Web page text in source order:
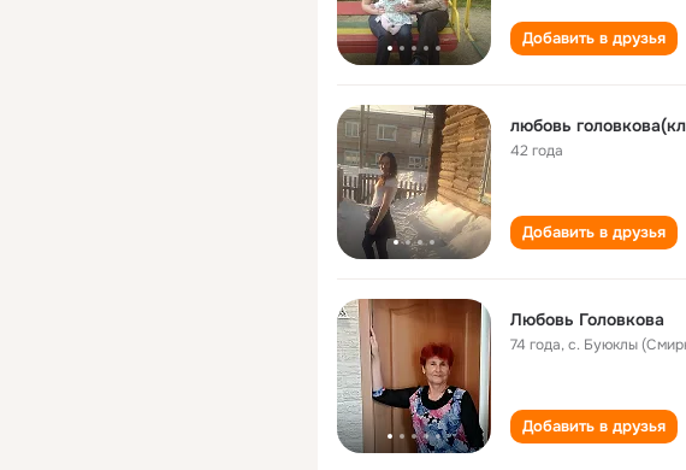
Добавить в друзья
любовь
42 года
Добавить в друзья
Любовь Головкова
74 года,с. Буюклы
Добавить в друзья